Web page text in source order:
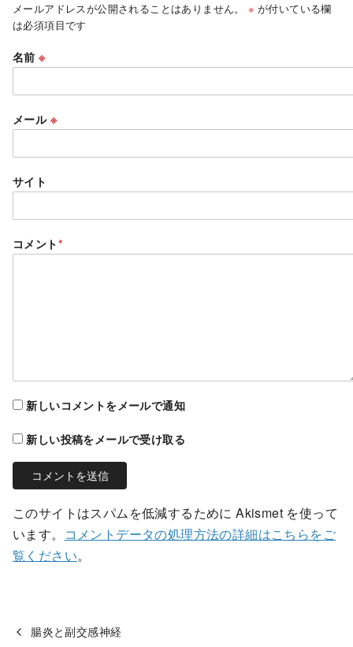
メールアドレスが公開されることはありません。 ※ が付いている欄
は必須項目です
名前※
メール ※
サイト
コメント*
新しいコメントをメールで通知
新しい投稿をメールで受け取る
このサイトはスパムを低減するために Akismet を使って
います。
コメントデータの処理方法の詳細はこちらをご
覧ください。
腸炎と副交感神経